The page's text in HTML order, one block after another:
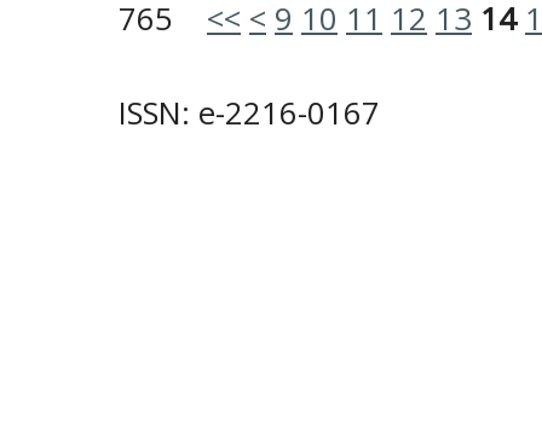
765 << < 9 10 11 12 13 14
ISSN: e-2216-0167